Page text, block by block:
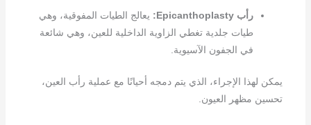
رأب Epicanthoplasty:
يعالج الطيات المفوقية، وهي
طيات جلدية تغطي الزاوية الداخلية للعين، وهي شائعة
في الجفون الآسيوية.
يمكن لهذا الإجراء، الذي يتم دمجه أحيانًا مع عملية رأب العين،
تحسين مظهر العيون.